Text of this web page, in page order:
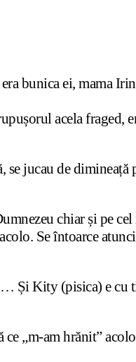
bunica ei, mama
acela fraged,
jucau de dimineață
chiar și pe
Se întoarce
Și Kity (pisica) e
„m-am hrănit”